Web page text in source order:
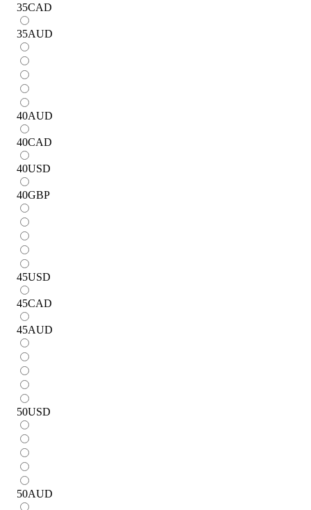
35CAD
35AUD
40AUD
40CAD
40USD
40GBP
45USD
45CAD
45AUD
50USD
50AUD